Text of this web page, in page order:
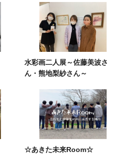
水彩画二人展～佐藤美波さ
ん・熊地梨紗さん～
☆あきた未来Room☆